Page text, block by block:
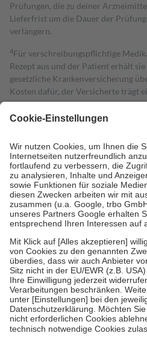
Prüfungen, die zu deiner
Lieferfrist um die Dauer der
verlängern.
4Für verschreibungspflichtige
Rezept aus und der Patient erhält
gesetzliche Krankenversicherung
Kosten dafür, der Versicherte trägt
mit.
Grundsätzlich leisten Mitglieder
höchstens zehn Euro.
Es sind
Kosten der Leistung zu entrichten.
Diese Regeln gelten grundsätzlich
Bei Heilmitteln und häuslicher
Zuzahlung zehn Prozent der Kosten
Verordnung.
Um das Engagement der
stärken und die besondere Stellung
fallenkeine Zuzahlungenan bei:
• Kindern und Jugendlichen bis
mit Ausnahme der Fahrkosten
• Untersuchungen zur Vorsorge und
GKV getragen werden
• empfohlenen Schutzimpfungen
• Harn- und Blutteststreifen